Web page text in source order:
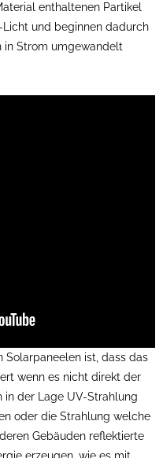
enthaltenen Partikel
und beginnen dadurch
in Strom umgewandelt
Solarpaneelen ist, dass das
wenn es nicht direkt der
in der Lage UV-Strahlung
oder die Strahlung welche
Gebäuden reflektierte
erzeugen, wie es mit